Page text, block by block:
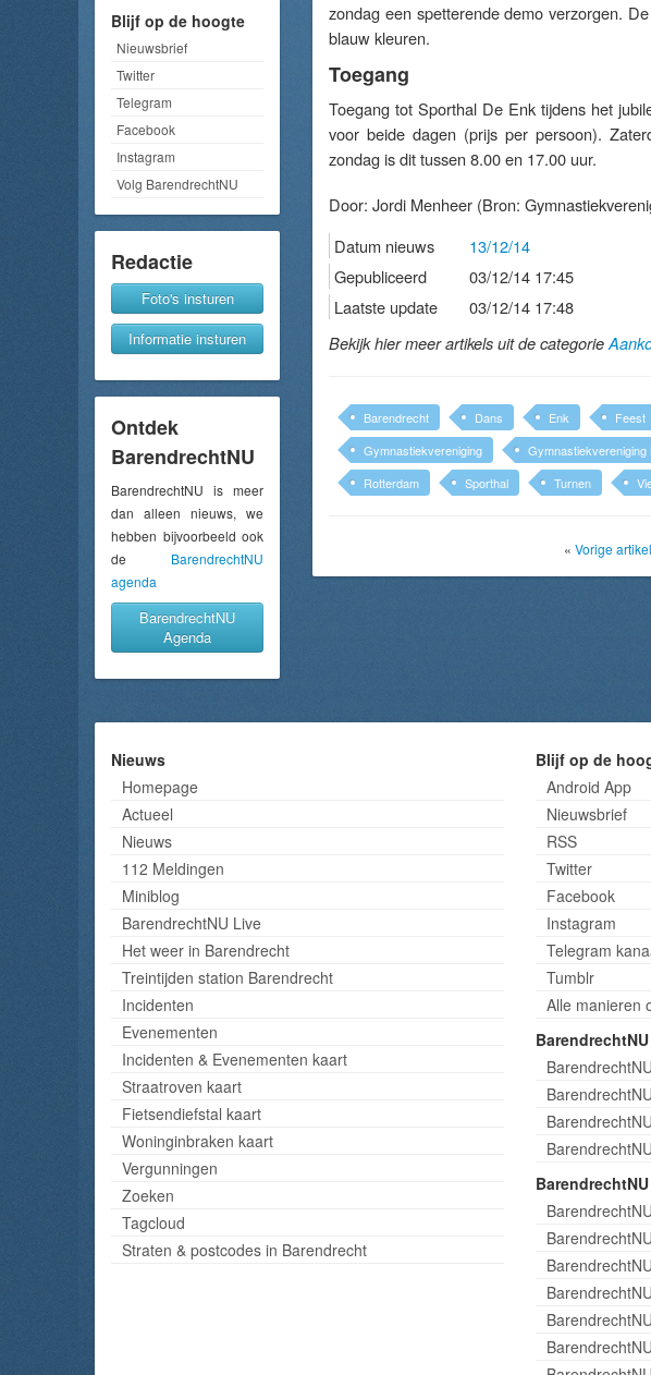
Blijf op de hoogte
Nieuwsbrief
Twitter
Telegram
Facebook
Instagram
Volg BarendrechtNU
Redactie
Foto's insturen
Informatie insturen
Ontdek
BarendrechtNU
BarendrechtNU is meer
dan alleen nieuws, we
hebben bijvoorbeeld ook
de BarendrechtNU
agenda
BarendrechtNU
Agenda
zondag een spetterende demo verzorgen.
blauw kleuren.
Toegang
Toegang tot Sporthal De Enk tijdens het
voor beide dagen (prijs per persoon).
zondag is dit tussen 8.00 en 17.00 uur.
Door: Jordi Menheer (Bron:
Datum nieuws
13/12/14
Gepubliceerd
03/12/14 17:45
Laatste update
03/12/14 17:48
Bekijk hier meer artikels uit de categorie
Barendrecht Dans Enk Feest
Gymnastiekvereniging
Gymnastiekvereniging
Rotterdam
Sporthal Turnen
« Vorige artikel
Nieuws
Homepage
Actueel
Nieuws
112 Meldingen
Miniblog
BarendrechtNU Live
Het weer in Barendrecht
Treintijden station Barendrecht
Incidenten
Evenementen
Incidenten & Evenementen kaart
Straatroven kaart
Fietsendiefstal kaart
Woninginbraken kaart
Vergunningen
Zoeken
Tagcloud
Straten & postcodes in Barendrecht
Blijf op de
Android App
Nieuwsbrief
RSS
Twitter
Facebook
Instagram
Telegram
Tumblr
Alle manieren